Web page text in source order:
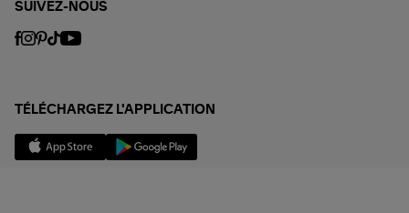
SUIVEZ-NOUS
TÉLÉCHARGEZ L'APPLICATION